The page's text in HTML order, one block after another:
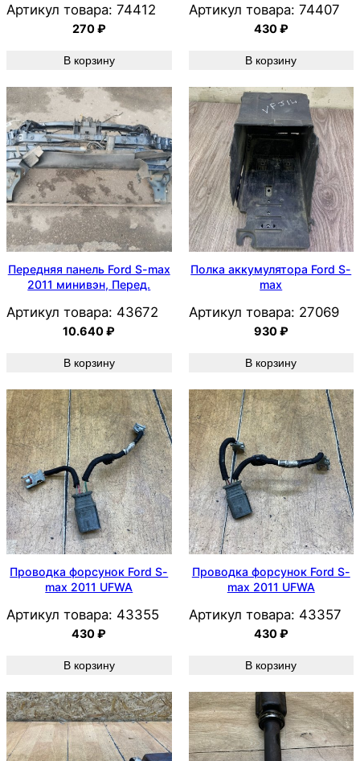
Артикул товара: 74412
270₽
В корзину
Артикул товара: 74407
430₽
В корзину
Передняя панель Ford S-max
2011 минивэн, Перед.
Артикул товара: 43672
10.640₽
В корзину
Полка аккумулятора Ford S-
max
Артикул товара: 27069
930₽
В корзину
Проводка форсунок Ford S-
max 2011 UFWA
Артикул товара: 43355
430₽
В корзину
Проводка форсунок Ford S-
max 2011 UFWA
Артикул товара: 43357
430₽
В корзину